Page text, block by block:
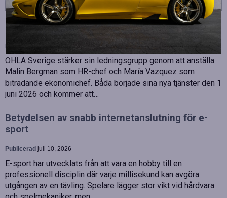
Strategiska tillskott till OHLA Sveriges ledning
OHLA Sverige stärker sin ledningsgrupp genom att anställa
Malin Bergman som HR-chef och María Vazquez som
biträdande ekonomichef. Båda började sina nya tjänster den 1
juni 2026 och kommer att…
Betydelsen av snabb internetanslutning för e-
sport
Publicerad juli 10, 2026
E-sport har utvecklats från att vara en hobby till en
professionell disciplin där varje millisekund kan avgöra
utgången av en tävling. Spelare lägger stor vikt vid hårdvara